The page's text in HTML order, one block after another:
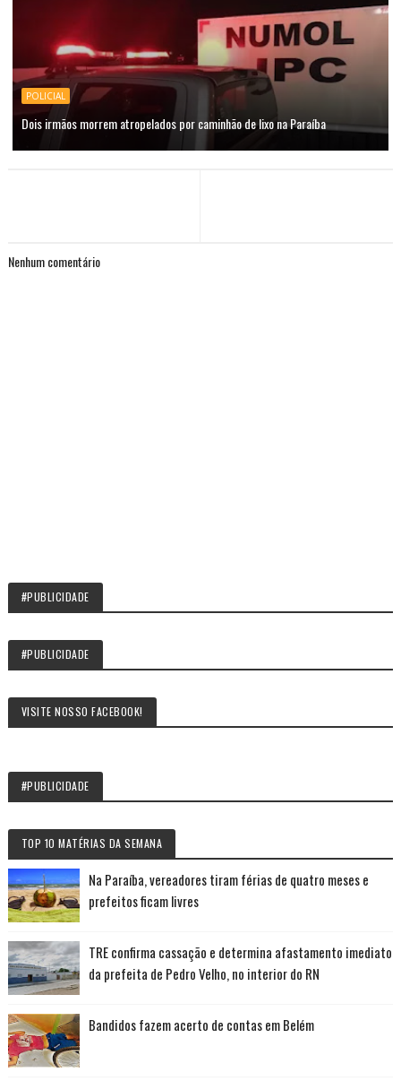
POLICIAL
Dois irmãos morrem atropelados por caminhão de lixo na Paraíba
Nenhum comentário
#PUBLICIDADE
#PUBLICIDADE
VISITE NOSSO FACEBOOK!
#PUBLICIDADE
TOP 10 MATÉRIAS DA SEMANA
Na Paraíba, vereadores tiram férias de quatro meses e
prefeitos ficam livres
TRE confirma cassação e determina afastamento imediato
da prefeita de Pedro Velho, no interior do RN
Bandidos fazem acerto de contas em Belém